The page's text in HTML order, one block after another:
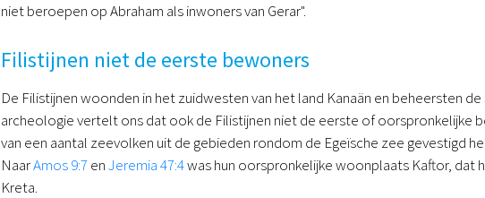
niet beroepen op Abraham als inwoners van Gerar".
Filistijnen niet de eerste bewoners
De Filistijnen woonden in het zuidwesten van het land Kanaän en beheersten
archeologie vertelt ons dat ook de Filistijnen niet de eerste of oorspronkelijke
van een aantal zeevolken uit de gebieden rondom de Egeïsche zee gevestigd
NaarAmos 9:7 enJeremia 47:4was hun oorspronkelijke woonplaats Kaftor,
Kreta.